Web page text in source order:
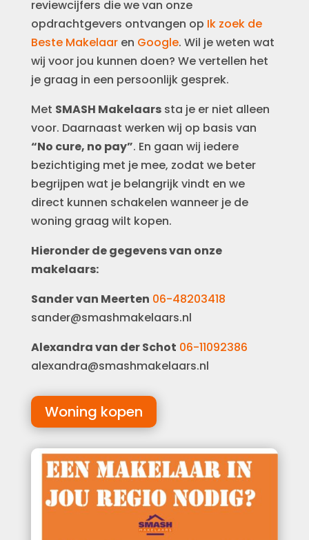
reviewcijfers die we van onze
opdrachtgevers ontvangen op Ik zoek de
Beste Makelaaren Google. Wil je weten wat
wij voor jou kunnen doen? We vertellen het
je graag in een persoonlijk gesprek.
Met SMASH Makelaarssta je er niet alleen
voor. Daarnaast werken wij op basis van
“No cure, no pay”. En gaan wij iedere
bezichtiging met je mee, zodat we beter
begrijpen wat je belangrijk vindt en we
direct kunnen schakelen wanneer je de
woning graag wilt kopen.
Hieronder de gegevens van onze
makelaars:
Sander van Meerten 06-48203418
sander@smashmakelaars.nl
Alexandra van der Schot 06-11092386
alexandra@smashmakelaars.nl
Woning kopen